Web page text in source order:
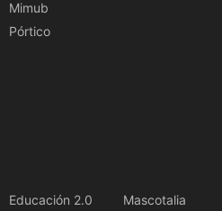
Mimub
Pórtico
Educación 2.0
Mascotalia